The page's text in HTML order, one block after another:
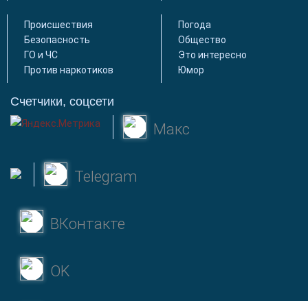
Происшествия
Безопасность
ГО и ЧС
Против наркотиков
Погода
Общество
Это интересно
Юмор
Счетчики, соцсети
Макс
Telegram
ВКонтакте
OK